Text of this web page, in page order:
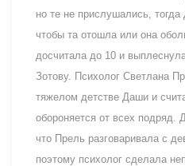
но те не прислушались,
чтобы та отошла или она
досчитала до 10 и
Зотову. Психолог Светлана
тяжелом детстве Даши и
обороняется от всех подряд.
что Прель разговаривала с
поэтому психолог сделала